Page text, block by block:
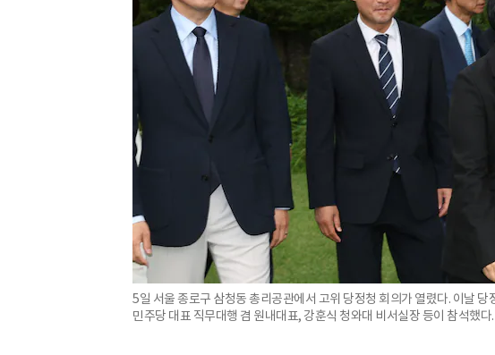
5일 서울 종로구 삼청동 총리공관에서 고위 당정청 회의가 열렸다. 이날
민주당 대표 직무대행 겸 원내대표, 강훈식 청와대 비서실장 등이 참석했